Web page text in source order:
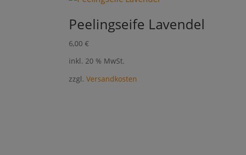
Peelingseife Lavendel
6,00€
inkl. 20 % MwSt.
zzgl.Versandkosten